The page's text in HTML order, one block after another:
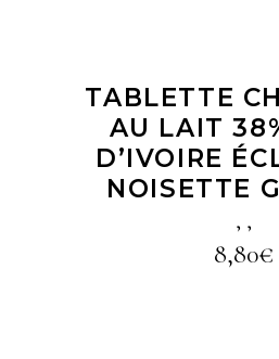
TABLETTE
AU LAIT
D’IVOIRE
NOISETTE
, ,
8,80€